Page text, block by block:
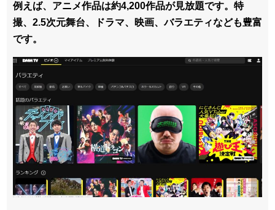
例えば、アニメ作品は約4,200作品が見放題です。特
撮、2.5次元舞台、ドラマ、映画、バラエティなども豊富
です。